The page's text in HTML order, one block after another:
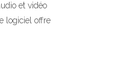
et vidéo
logiciel offre